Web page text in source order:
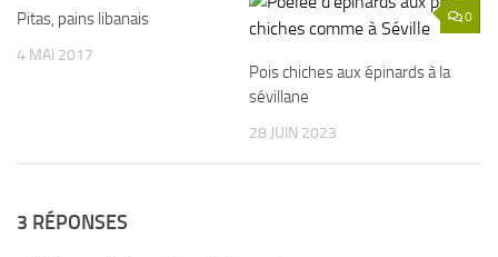
Pitas, pains libanais
4 MAI 2017
0
Pois chiches aux épinards à la
sévillane
28 JUIN 2023
3 RÉPONSES